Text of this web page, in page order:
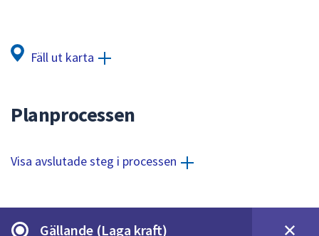
Fäll ut karta
Planprocessen
Visa avslutade steg i processen
Gällande (Laga kraft)